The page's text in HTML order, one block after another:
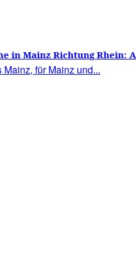
in Mainz Richtung Rhein:
– Haben die Mainzer